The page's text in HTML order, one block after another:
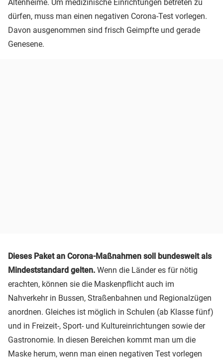
Altenheime. Um medizinische Einrichtungen betreten zu
dürfen, muss man einen negativen Corona-Test vorlegen.
Davon ausgenommen sind frisch Geimpfte und gerade
Genesene.
Dieses Paket an Corona-Maßnahmen soll bundesweit als
Mindeststandard gelten. Wenn die Länder es für nötig
erachten, können sie die Maskenpflicht auch im
Nahverkehr in Bussen, Straßenbahnen und Regionalzügen
anordnen. Gleiches ist möglich in Schulen (ab Klasse fünf)
und in Freizeit-, Sport- und Kultureinrichtungen sowie der
Gastronomie. In diesen Bereichen kommt man um die
Maske herum, wenn man einen negativen Test vorlegen